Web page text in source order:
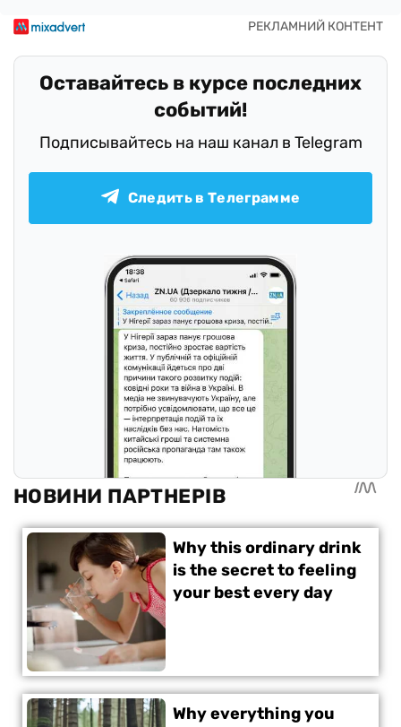
Оставайтесь в курсе последних
событий!
Подписывайтесь на наш канал в Telegram
Следить в Телеграмме